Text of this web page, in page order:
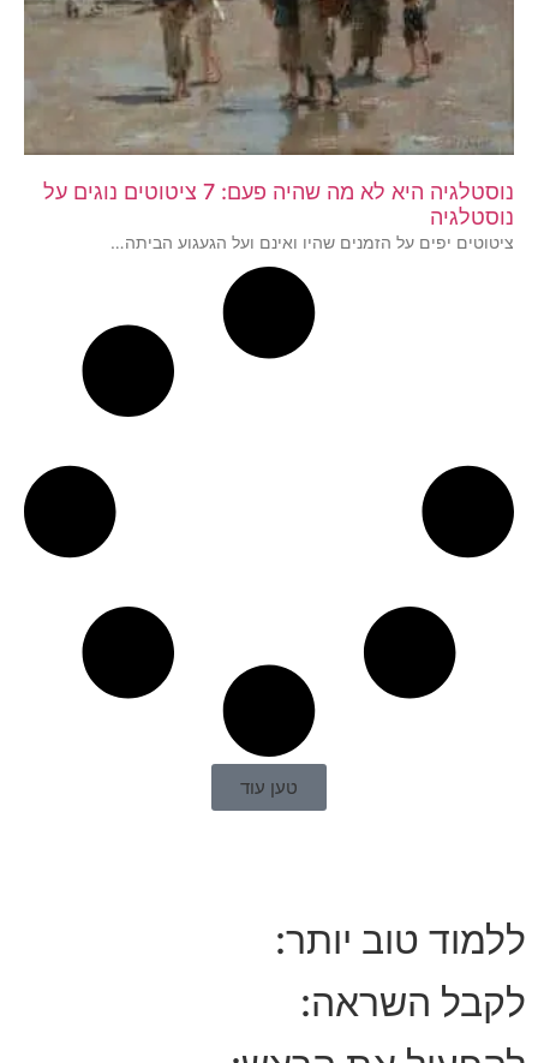
נוסטלגיה היא לא מה שהיה פעם: 7 ציטוטים נוגים על
נוסטלגיה
ציטוטים יפים על הזמנים שהיו ואינם ועל הגעגוע הביתה…
טען עוד
ללמוד טוב יותר:
לקבל השראה: